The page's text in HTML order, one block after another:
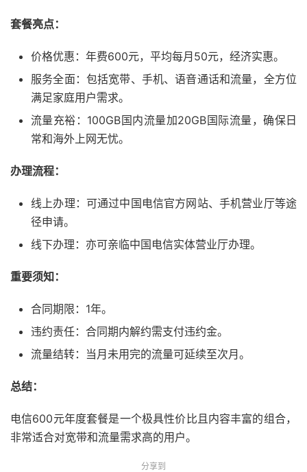
套餐亮点：
价格优惠：年费600元，平均每月50元，经济实惠。
服务全面：包括宽带、手机、语音通话和流量，全方位
满足家庭用户需求。
流量充裕：100GB国内流量加20GB国际流量，确保日
常和海外上网无忧。
办理流程：
线上办理：可通过中国电信官方网站、手机营业厅等途
径申请。
线下办理：亦可亲临中国电信实体营业厅办理。
重要须知：
合同期限：1年。
违约责任：合同期内解约需支付违约金。
流量结转：当月未用完的流量可延续至次月。
总结：
电信600元年度套餐是一个极具性价比且内容丰富的组合，
非常适合对宽带和流量需求高的用户。
分享到